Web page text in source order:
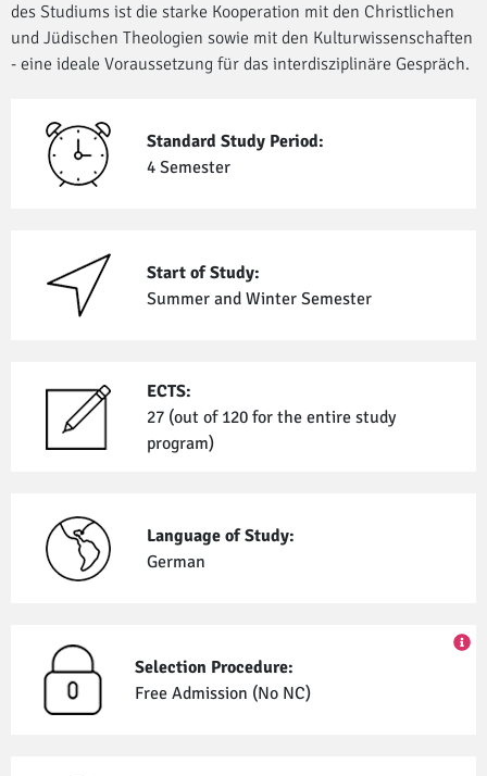
des Studiums ist die starke Kooperation mit den Christlichen
und Jüdischen Theologien sowie mit den Kulturwissenschaften
- eine ideale Voraussetzung für das interdisziplinäre Gespräch.
Standard Study Period:
4 Semester
Start of Study:
Summer and Winter Semester
ECTS:
27 (out of 120 for the entire study
program)
Language of Study:
German
Selection Procedure:
Free Admission (No NC)